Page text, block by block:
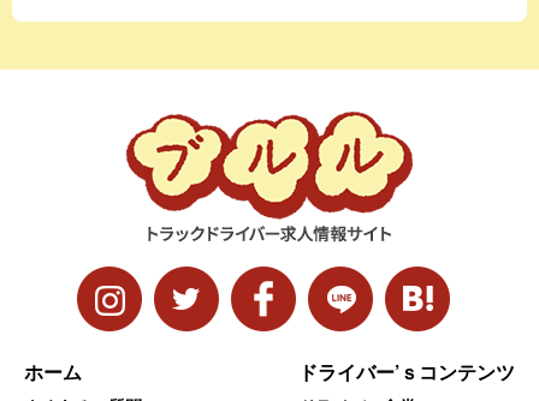
ホーム ドライバー’ｓコンテンツ